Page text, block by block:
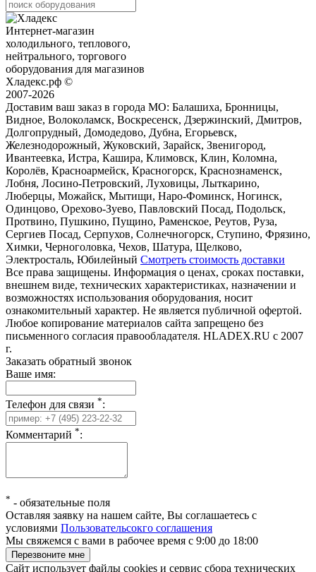
Интернет-магазин
холодильного, теплового,
нейтрального, торгового
оборудования для магазинов
Хладекс.рф ©
2007-2026
Доставим ваш заказ в города МО: Балашиха, Бронницы,
Видное, Волоколамск, Воскресенск, Дзержинский, Дмитров,
Долгопрудный, Домодедово, Дубна, Егорьевск,
Железнодорожный, Жуковский, Зарайск, Звенигород,
Ивантеевка, Истра, Кашира, Климовск, Клин, Коломна,
Королёв, Красноармейск, Красногорск, Краснознаменск,
Лобня, Лосино-Петровский, Луховицы, Лыткарино,
Люберцы, Можайск, Мытищи, Наро-Фоминск, Ногинск,
Одинцово, Орехово-Зуево, Павловский Посад, Подольск,
Протвино, Пушкино, Пущино, Раменское, Реутов, Руза,
Сергиев Посад, Серпухов, Солнечногорск, Ступино, Фрязино,
Химки, Черноголовка, Чехов, Шатура, Щелково,
Электросталь, Юбилейный Смотреть стоимость доставки
Все права защищены. Информация о ценах, сроках поставки,
внешнем виде, технических характеристиках, назначении и
возможностях использования оборудования, носит
ознакомительный характер. Не является публичной офертой.
Любое копирование материалов сайта запрещено без
письменного согласия правообладателя. HLADEX.RU c 2007
г.
Заказать обратный звонок
Ваше имя:
Телефон для связи *:
Комментарий *:
* - обязательные поля
Оставляя заявку на нашем сайте, Вы соглашаетесь с
условиями Пользовательсокго соглашения
Мы свяжемся с вами в рабочее время с 9:00 до 18:00
Сайт использует файлы cookies и сервис сбора технических